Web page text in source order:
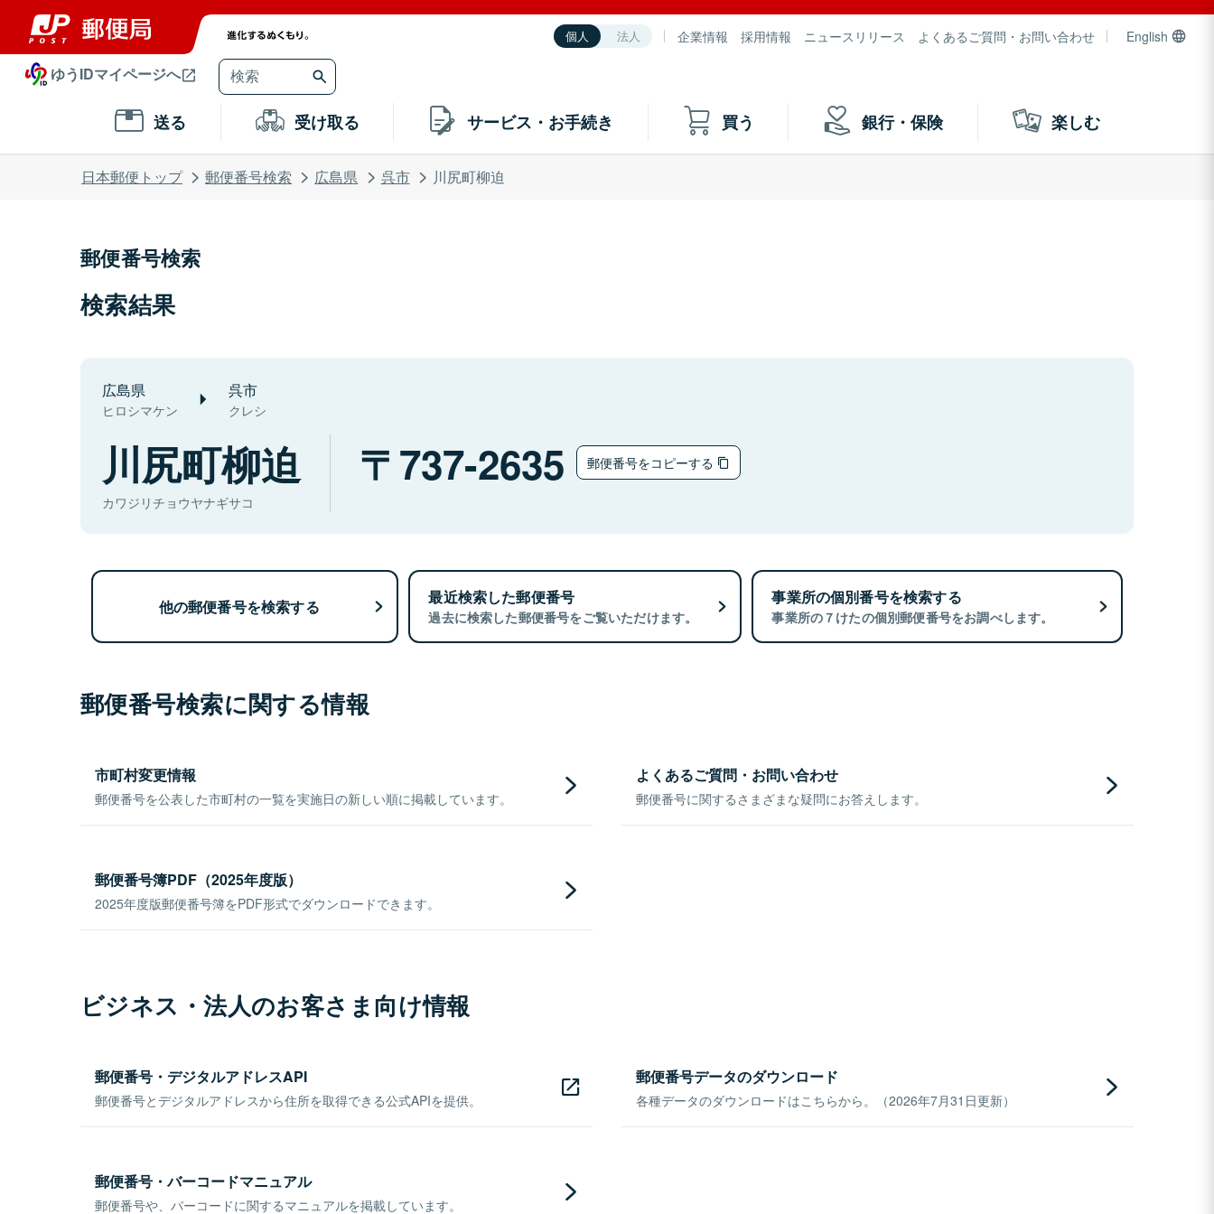
個人 法人 企業情報 採用情報 ニュースリリース よくあるご質問・お問い合わせ English
ゆうIDマイページへ
送る 受け取る サービス・お手続き 買う 銀行・保険 楽しむ
日本郵便トップ 郵便番号検索 広島県 呉市 川尻町柳迫
郵便番号検索
検索結果
広島県
ヒロシマケン
呉市
クレシ
川尻町柳迫
カワジリチョウヤナギサコ
737-2635 郵便番号をコピーする
他の郵便番号を検索する 最近検索した郵便番号
過去に検索した郵便番号をご覧いただけます。
事業所の個別番号を検索する
事業所の７けたの個別郵便番号をお調べします。
郵便番号検索に関する情報
市町村変更情報
郵便番号を公表した市町村の一覧を実施日の新しい順に掲載しています。
よくあるご質問・お問い合わせ
郵便番号に関するさまざまな疑問にお答えします。
郵便番号簿PDF（2025年度版）
2025年度版郵便番号簿をPDF形式でダウンロードできます。
ビジネス・法人のお客さま向け情報
郵便番号・デジタルアドレスAPI
郵便番号とデジタルアドレスから住所を取得できる公式APIを提供。
郵便番号データのダウンロード
各種データのダウンロードはこちらから。（2026年7月31日更新）
郵便番号・バーコードマニュアル
郵便番号や、バーコードに関するマニュアルを掲載しています。